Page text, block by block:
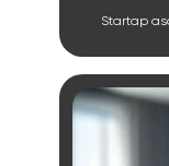
02
Startap